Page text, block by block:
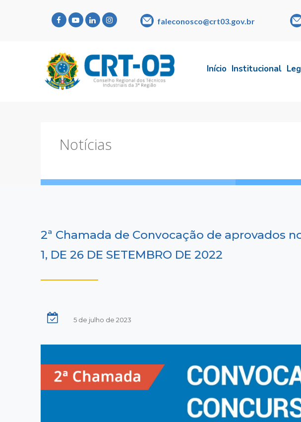
faleconosco@crt03.gov.br
Início Institucional
Notícias
2ª Chamada de Convocação de aprovados
1, DE 26 DE SETEMBRO DE 2022
5 de julho de 2023